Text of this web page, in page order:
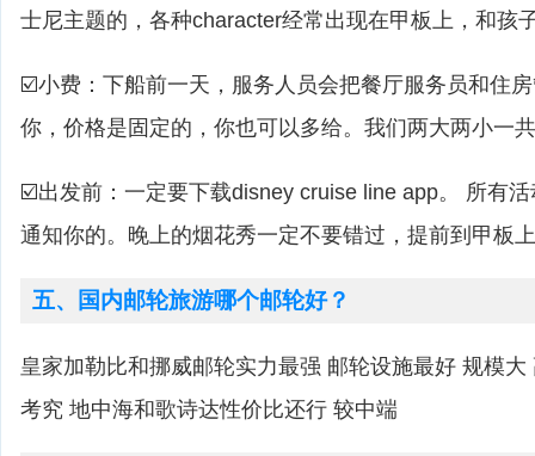
士尼主题的，各种character经常出现在甲板上，和孩
☑️小费：下船前一天，服务人员会把餐厅服务员和住
你，价格是固定的，你也可以多给。我们两大两小一
☑️出发前：一定要下载disney cruise line app。 所有
通知你的。晚上的烟花秀一定不要错过，提前到甲板
五、国内邮轮旅游哪个邮轮好？
皇家加勒比和挪威邮轮实力最强 邮轮设施最好 规模
考究 地中海和歌诗达性价比还行 较中端